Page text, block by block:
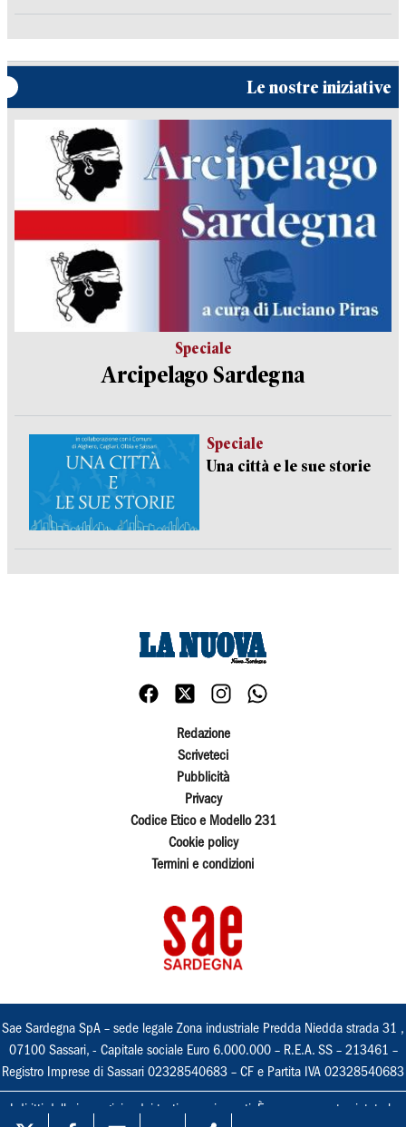
Le nostre iniziative
Speciale
Arcipelago Sardegna
Speciale
Una città e le sue storie
Redazione
Scriveteci
Pubblicità
Privacy
Codice Etico e Modello 231
Cookie policy
Termini e condizioni
Sae Sardegna SpA – sede legale Zona industriale Predda Niedda strada 31 ,
07100 Sassari, - Capitale sociale Euro 6.000.000 – R.E.A. SS – 213461 –
Registro Imprese di Sassari 02328540683 – CF e Partita IVA 02328540683
I diritti delle immagini e dei testi sono riservati. È espressamente vietata la